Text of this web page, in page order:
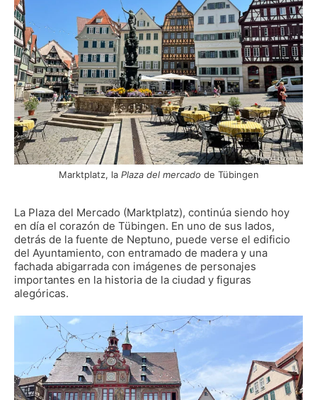
Marktplatz, la Plaza del mercado de Tübingen
La Plaza del Mercado (Marktplatz), continúa siendo hoy
en día el corazón de Tübingen. En uno de sus lados,
detrás de la fuente de Neptuno, puede verse el edificio
del Ayuntamiento, con entramado de madera y una
fachada abigarrada con imágenes de personajes
importantes en la historia de la ciudad y figuras
alegóricas.